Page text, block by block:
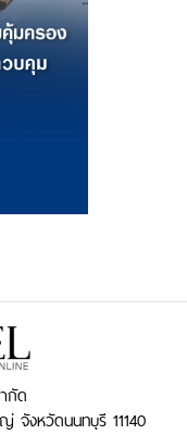
กัด
จังหวัดนนทบุรี 11140